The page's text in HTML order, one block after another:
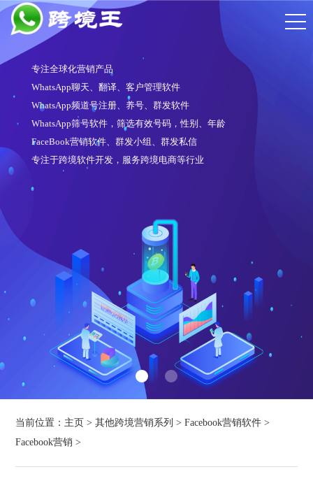
专注全球化营销产品
WhatsApp聊天、翻译、客户管理软件
WhatsApp频道号注册、养号、群发软件
WhatsApp筛号软件，筛选有效号码，性别、年龄
FaceBook营销软件、群发小组、群发私信
专注于跨境软件开发，服务跨境电商等行业
当前位置： 主页 >其他跨境营销系列 >Facebook营销软件 >
Facebook营销 >